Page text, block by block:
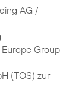
AG /
Group
(TOS) zur